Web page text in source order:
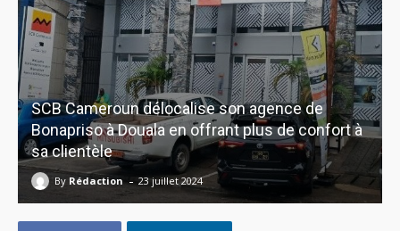
SCB Cameroun délocalise son agence de
Bonapriso à Douala en offrant plus de confort à
sa clientèle
By Rédaction - 23 juillet 2024